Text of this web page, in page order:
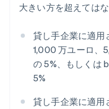
大きい方を超えてはな
貸し手企業に適用
1,000 万ユーロ、
の 5%、もしくは
5%
貸し手企業に適用